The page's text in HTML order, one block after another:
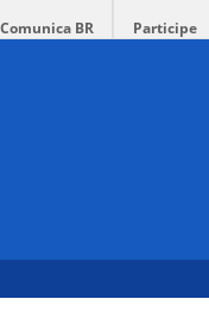
Comunica BR Participe